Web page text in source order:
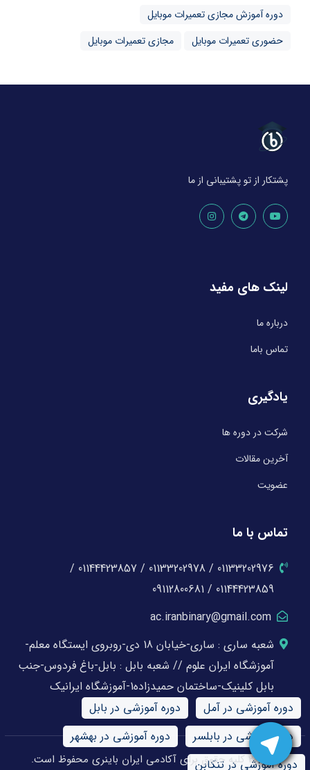
دوره آموزش مجازی تعمیرات موبایل
حضوری تعمیرات موبایل
مجازی تعمیرات موبایل
پشتکار از تو پشتیبانی از ما
لینک های مفید
درباره ما
تماس باما
یادگیری
شرکت در دوره ها
آخرین مقالات
عضویت
تماس با ما
01133202976 / 01133202978 / 01144423857 /
01144423859 / 09112800681
ac.iranbinary@gmail.com
شعبه ساری : ساری-خیابان 18 دی-روبروی ایستگاه معلم-
آموزشگاه ایران علوم // شعبه بابل : بابل-باغ فردوس-جنب
بابل کلینیک-ساختمان حمیدزاده1-آموزشگاه ایرانیک
دوره آموزشی در آمل
دوره آموزشی در بابل
دوره آموزشی در بابلسر
دوره آموزشی در بهشهر
دوره آموزشی در تنکابن
© 2026 کلیه حقوق برای آکادمی ایران باینری محفوظ است.